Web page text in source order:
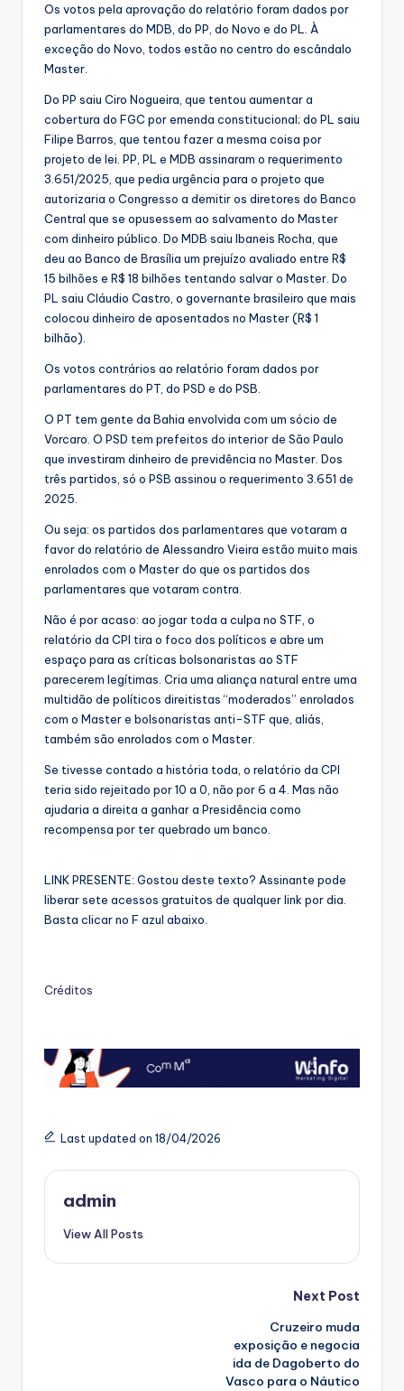
Os votos pela aprovação do relatório foram dados por
parlamentares do MDB, do PP, do Novo e do PL. À
exceção do Novo, todos estão no centro do escândalo
Master.
Do PP saiu Ciro Nogueira, que tentou aumentar a
cobertura do FGC por emenda constitucional; do PL saiu
Filipe Barros, que tentou fazer a mesma coisa por
projeto de lei. PP, PL e MDB assinaram o requerimento
3.651/2025, que pedia urgência para o projeto que
autorizaria o Congresso a demitir os diretores do Banco
Central que se opusessem ao salvamento do Master
com dinheiro público. Do MDB saiu Ibaneis Rocha, que
deu ao Banco de Brasília um prejuízo avaliado entre R$
15 bilhões e R$ 18 bilhões tentando salvar o Master. Do
PL saiu Cláudio Castro, o governante brasileiro que mais
colocou dinheiro de aposentados no Master (R$ 1
bilhão).
Os votos contrários ao relatório foram dados por
parlamentares do PT, do PSD e do PSB.
O PT tem gente da Bahia envolvida com um sócio de
Vorcaro. O PSD tem prefeitos do interior de São Paulo
que investiram dinheiro de previdência no Master. Dos
três partidos, só o PSB assinou o requerimento 3.651 de
2025.
Ou seja: os partidos dos parlamentares que votaram a
favor do relatório de Alessandro Vieira estão muito mais
enrolados com o Master do que os partidos dos
parlamentares que votaram contra.
Não é por acaso: ao jogar toda a culpa no STF, o
relatório da CPI tira o foco dos políticos e abre um
espaço para as críticas bolsonaristas ao STF
parecerem legítimas. Cria uma aliança natural entre uma
multidão de políticos direitistas “moderados” enrolados
com o Master e bolsonaristas anti-STF que, aliás,
também são enrolados com o Master.
Se tivesse contado a história toda, o relatório da CPI
teria sido rejeitado por 10 a 0, não por 6 a 4. Mas não
ajudaria a direita a ganhar a Presidência como
recompensa por ter quebrado um banco.
LINK PRESENTE: Gostou deste texto? Assinante pode
liberar sete acessos gratuitos de qualquer link por dia.
Basta clicar no F azul abaixo.
Créditos
Last updated on 18/04/2026
admin
View All Posts
Next Post
Cruzeiro muda
exposição e negocia
ida de Dagoberto do
Vasco para o Náutico